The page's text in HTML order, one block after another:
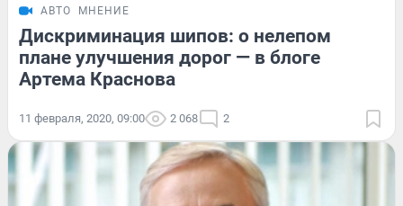
АВТО МНЕНИЕ
Дискриминация шипов: о нелепом
плане улучшения дорог — в блоге
Артема Краснова
11 февраля, 2020, 09:00 2 068 2